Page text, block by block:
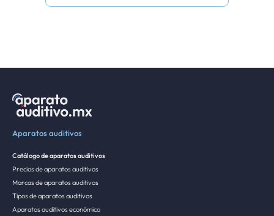
Aparatos auditivos
Catálogo de aparatos auditivos
Precios de aparatos auditivos
Marcas de aparatos auditivos
Tipos de aparatos auditivos
Aparatos auditivos económico